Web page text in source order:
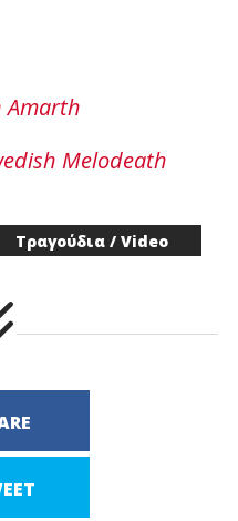
Amarth
Melodeath
Τραγούδια / Video